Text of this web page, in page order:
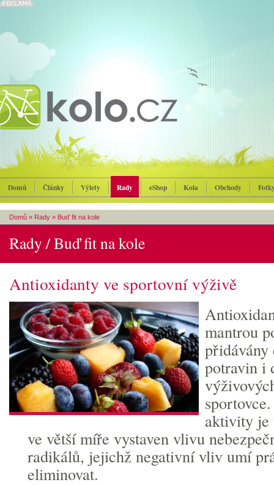
Domů Články Výlety Rady eShop Kola Obchody
Domů » Rady » Buď fit na kole
Rady / Buď fit na kole
Antioxidanty ve sportovní výživě
mantrou
přidávány
potravin i
aktivity je
ve větší míře vystaven vlivu
radikálů, jejichž negativní vliv umí
eliminovat.